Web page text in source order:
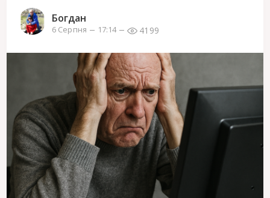
Богдан
6 Серпня 17:14 4199